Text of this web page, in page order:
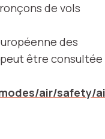
de vols
des
être consultée
air/safety/